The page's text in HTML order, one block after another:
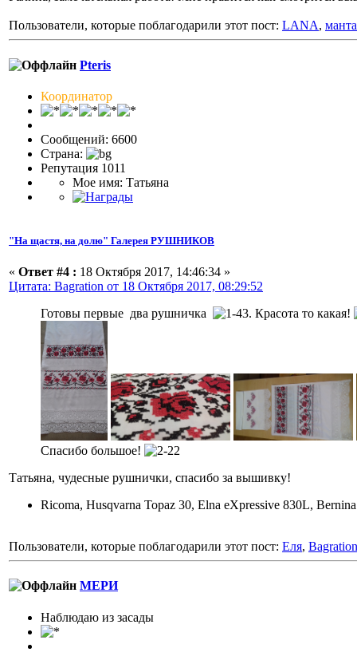
Пользователи, которые поблагодарили этот пост: LANA, манта
Pteris
Координатор
Сообщений: 6600
Страна:
Репутация 1011
Мое имя: Татьяна
"На щастя, на долю" Галерея РУШНИКОВ
« Ответ #4 : 18 Октября 2017, 14:46:34 »
Цитата: Bagration от 18 Октября 2017, 08:29:52
Готовы первые два рушничка
. Красота то какая!
Спасибо большое!
Татьяна, чудесные рушнички, спасибо за вышивку!
Ricoma, Husqvarna Topaz 30, Elna eXpressive 830L,
Пользователи, которые поблагодарили этот пост: Еля, Bagration
МЕРИ
Наблюдаю из засады